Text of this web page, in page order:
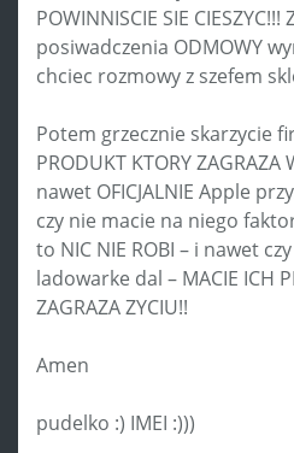
POWINNISCIE SIE
posiwadczenia ODMOWY
chciec rozmowy z szefem
Potem grzecznie skarzycie
PRODUKT KTORY ZAGRAZA
nawet OFICJALNIE Apple
czy nie macie na niego
to NIC NIE ROBI – i nawet
ladowarke dal – MACIE ICH
ZAGRAZA ZYCIU!!
Amen
pudelko :) IMEI :)))